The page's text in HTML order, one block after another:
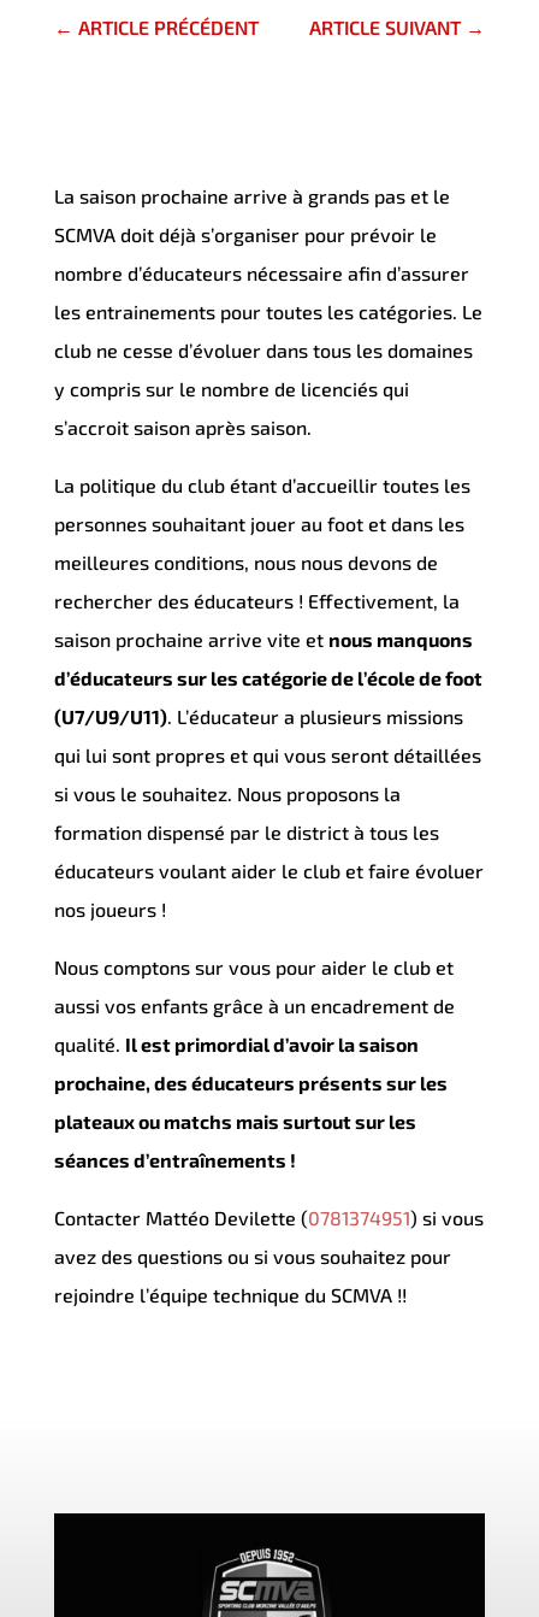
← ARTICLE PRÉCÉDENT ARTICLE SUIVANT→
La saison prochaine arrive à grands pas et le
SCMVA doit déjà s’organiser pour prévoir le
nombre d’éducateurs nécessaire afin d’assurer
les entrainements pour toutes les catégories. Le
club ne cesse d’évoluer dans tous les domaines
y compris sur le nombre de licenciés qui
s’accroit saison après saison.
La politique du club étant d’accueillir toutes les
personnes souhaitant jouer au foot et dans les
meilleures conditions, nous nous devons de
rechercher des éducateurs ! Effectivement, la
saison prochaine arrive vite et nous manquons
d’éducateurs sur les catégorie de l’école de foot
(U7/U9/U11). L’éducateur a plusieurs missions
qui lui sont propres et qui vous seront détaillées
si vous le souhaitez. Nous proposons la
formation dispensé par le district à tous les
éducateurs voulant aider le club et faire évoluer
nos joueurs !
Nous comptons sur vous pour aider le club et
aussi vos enfants grâce à un encadrement de
qualité. Il est primordial d’avoir la saison
prochaine, des éducateurs présents sur les
plateaux ou matchs mais surtout sur les
séances d’entraînements !
Contacter Mattéo Devilette (0781374951) si vous
avez des questions ou si vous souhaitez pour
rejoindre l’équipe technique du SCMVA !!